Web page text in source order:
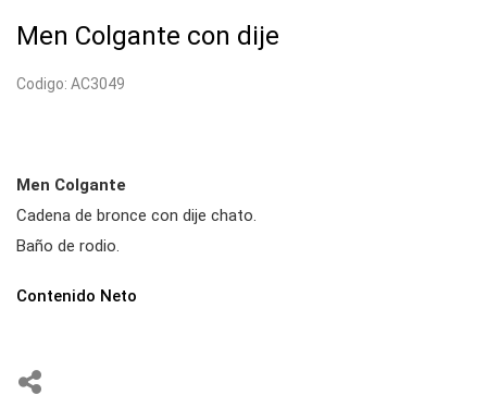
Men Colgante con dije
Codigo: AC3049
Men Colgante
Cadena de bronce con dije chato.
Baño de rodio.
Contenido Neto